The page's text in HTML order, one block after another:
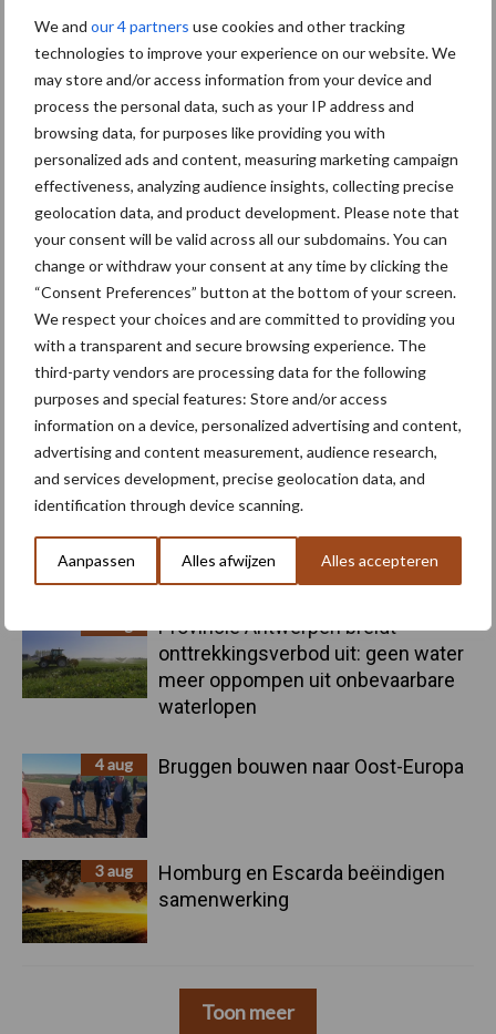
We and our 4 partners use cookies and other tracking
technologies to improve your experience on our website. We
may store and/or access information from your device and
process the personal data, such as your IP address and
browsing data, for purposes like providing you with
personalized ads and content, measuring marketing campaign
effectiveness, analyzing audience insights, collecting precise
geolocation data, and product development. Please note that
your consent will be valid across all our subdomains. You can
change or withdraw your consent at any time by clicking the
“Consent Preferences” button at the bottom of your screen.
We respect your choices and are committed to providing you
with a transparent and secure browsing experience. The
third-party vendors are processing data for the following
purposes and special features: Store and/or access
information on a device, personalized advertising and content,
advertising and content measurement, audience research,
and services development, precise geolocation data, and
identification through device scanning.
Aanpassen Alles afwijzen Alles accepteren
Primaire
Sidebar
Recent nieuws Partner nieuws
"Hoge verwachtingen van schijven
voor kouters"
Provincie Antwerpen breidt
onttrekkingsverbod uit: geen water
meer oppompen uit onbevaarbare
waterlopen
4 aug Bruggen bouwen naar Oost-Europa
3 aug
Homburg en Escarda beëindigen
samenwerking
Toon meer
Machines Duurzaamheid
Toon meer